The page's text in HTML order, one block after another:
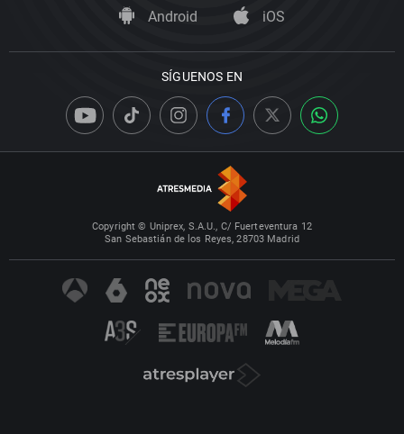
Android iOS
SÍGUENOS EN
Copyright © Uniprex, S.A.U., C/ Fuerteventura 12
San Sebastián de los Reyes, 28703 Madrid